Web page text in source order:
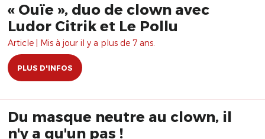
« Ouïe », duo de clown avec
Ludor Citrik et Le Pollu
Article | Mis à jour il y a plus de 7 ans.
PLUS D'INFOS
Du masque neutre au clown, il
n'y a qu'un pas !